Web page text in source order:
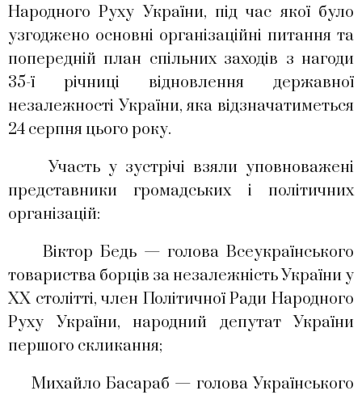
Народного Руху України, під час якої було
узгоджено основні організаційні питання та
попередній план спільних заходів з нагоди
35-ї річниці відновлення державної
незалежності України, яка відзначатиметься
24 серпня цього року.
Участь у зустрічі взяли уповноважені
представники громадських і політичних
організацій:
Віктор Бедь — голова Всеукраїнського
товариства борців за незалежність України у
ХХ столітті, член Політичної Ради Народного
Руху України, народний депутат України
першого скликання;
Михайло Басараб — голова Українського